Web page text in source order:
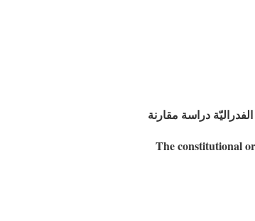
دراسة مقارنة
The constitutional